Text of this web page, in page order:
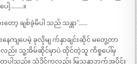
ါ့………။
ော့ ချစ်ခဲ့မိပါ သည် သန္တာ”……
ေကျပေမဲ့ ခုလိုမျ က်နှာချင်းဆိုင် မတွေ့တာ
ကလည်း သူ့အိမ်ဆိုင်မှာပဲ ထိုင်တဲ့သူ ကိစ္စပေါ်မှ
ါသည်။ သံဒိုင်ကလည်း မြသန္တာဘက်အပိုင်း